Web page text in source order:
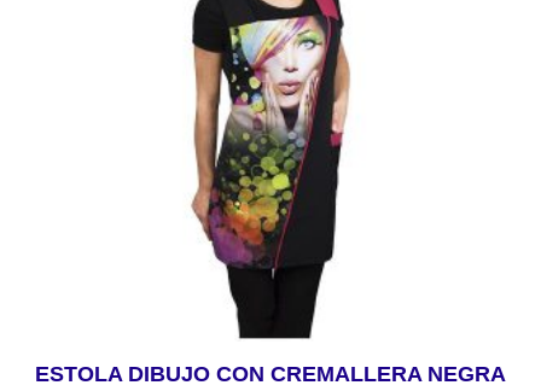
ESTOLA DIBUJO CON CREMALLERA NEGRA